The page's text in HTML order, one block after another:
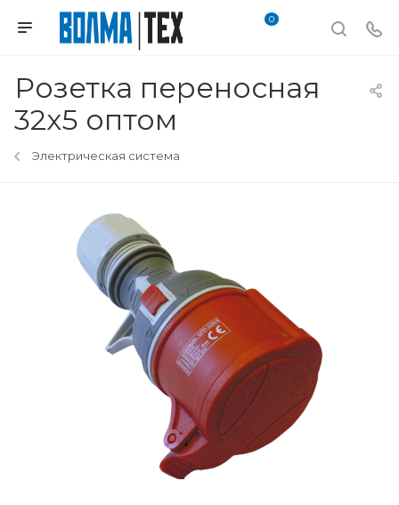
0
Розетка переносная
32х5 оптом
Электрическая система